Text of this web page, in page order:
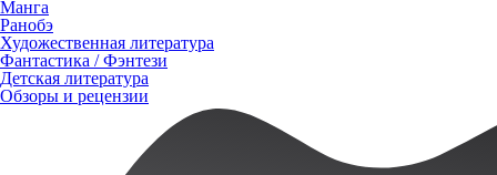
Манга
Ранобэ
Художественная литература
Фантастика / Фэнтези
Детская литература
Обзоры и рецензии